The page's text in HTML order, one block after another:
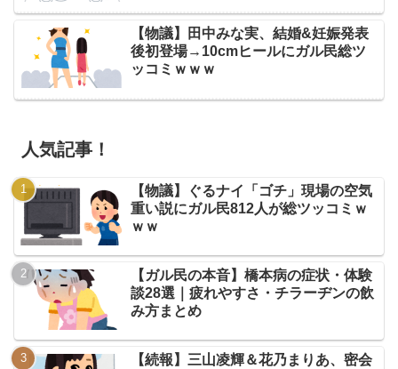
【物議】田中みな実、結婚&妊娠発表
後初登場→10cmヒールにガル民総ツ
ッコミｗｗｗ
人気記事！
【物議】ぐるナイ「ゴチ」現場の空気
重い説にガル民812人が総ツッコミｗ
ｗｗ
【ガル民の本音】橋本病の症状・体験
談28選｜疲れやすさ・チラーヂンの飲
み方まとめ
【続報】三山凌輝＆花乃まりあ、密会